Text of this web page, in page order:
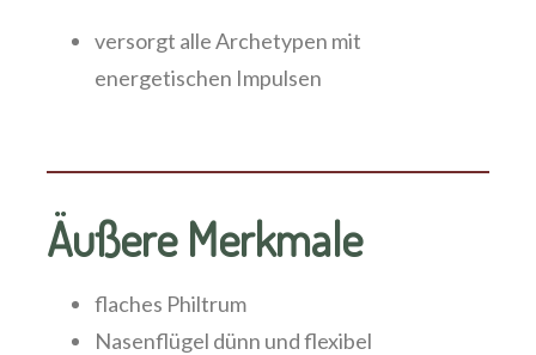
versorgt alle Archetypen mit
energetischen Impulsen
Äußere Merkmale
flaches Philtrum
Nasenflügel dünn und flexibel